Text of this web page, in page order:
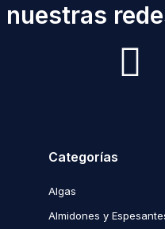
nuestras
Categorías
Algas
Almidones y